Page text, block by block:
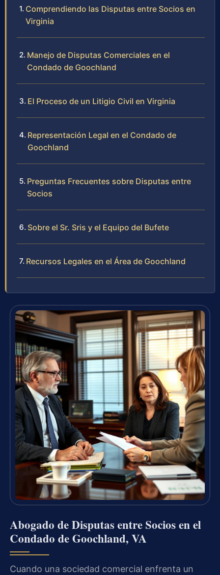
Comprendiendo las Disputas entre Socios en
Virginia
Manejo de Disputas Comerciales en el
Condado de Goochland
El Proceso de un Litigio Civil en Virginia
Representación Legal en el Condado de
Goochland
Preguntas Frecuentes sobre Disputas entre
Socios
Sobre el Sr. Sris y el Equipo del Bufete
Recursos Legales en el Área de Goochland
Abogado de Disputas entre Socios en el
Condado de Goochland, VA
Cuando una sociedad comercial enfrenta un